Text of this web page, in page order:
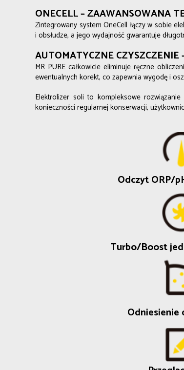
ONECELL – ZAAWANSOWANA
Zintegrowany system OneCell łączy w sobie
i obsłudze, a jego wydajność gwarantuje
AUTOMATYCZNE
MR PURE całkowicie eliminuje ręczne
ewentualnych korekt, co zapewnia wygodę i
Elektrolizer soli to kompleksowe
konieczności regularnej konserwacji,
Odczyt ORP/
Turbo/Boost
Odniesienie